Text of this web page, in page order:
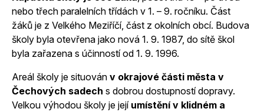
nebo třech paralelních třídách v 1. – 9. ročníku. Část
žáků je z Velkého Meziříčí, část z okolních obcí. Budova
školy byla otevřena jako nová 1. 9. 1987, do sítě škol
byla zařazena s účinností od 1. 9. 1996.
Areál školy je situován v okrajové části města v
Čechových sadech s dobrou dostupností dopravy.
Velkou výhodou školy je její umístění v klidném a